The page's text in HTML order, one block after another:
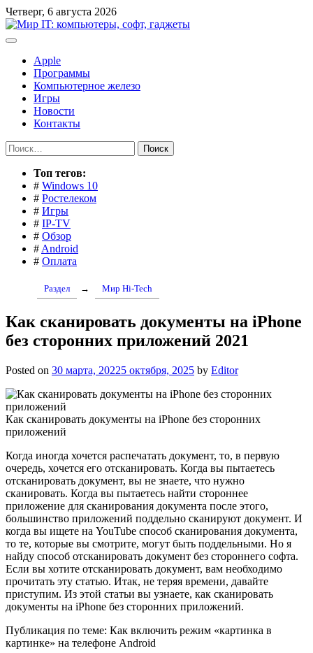
Перейти
к
содержимому
Четверг, 6 августа 2026
Apple
Программы
Компьютерное железо
Игры
Новости
Контакты
Найти:
Toп тегов:
# Windows 10
# Ростелеком
# Игры
# IP-TV
# Обзор
# Android
# Оплата
Раздел → Мир Hi-Tech
Как сканировать документы на iPhone
без сторонних приложений 2021
Posted on 30 марта, 20225 октября, 2025 by Editor
Как сканировать документы на iPhone без сторонних
приложений
Когда иногда хочется распечатать документ, то, в первую
очередь, хочется его отсканировать. Когда вы пытаетесь
отсканировать документ, вы не знаете, что нужно
сканировать. Когда вы пытаетесь найти стороннее
приложение для сканирования документа после этого,
большинство приложений поддельно сканируют документ. И
когда вы ищете на YouTube способ сканирования документа,
то те, которые вы смотрите, могут быть поддельными. Но я
найду способ отсканировать документ без стороннего софта.
Если вы хотите отсканировать документ, вам необходимо
прочитать эту статью. Итак, не теряя времени, давайте
приступим. Из этой статьи вы узнаете, как сканировать
документы на iPhone без сторонних приложений.
Публикация по теме: Как включить режим «картинка в
картинке» на телефоне Android